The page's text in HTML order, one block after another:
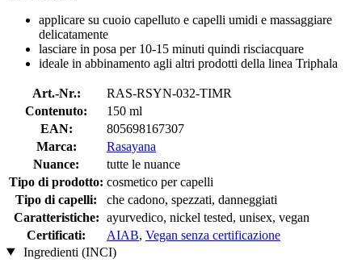
applicare su cuoio capelluto e capelli umidi e massaggiare
delicatamente
lasciare in posa per 10-15 minuti quindi risciacquare
ideale in abbinamento agli altri prodotti della linea Triphala
Art.-Nr.:
RAS-RSYN-032-TIMR
Contenuto:
150 ml
EAN:
805698167307
Marca:
Rasayana
Nuance:
tutte le nuance
Tipo di prodotto: cosmetico per capelli
Tipo di capelli:
che cadono, spezzati, danneggiati
Caratteristiche: ayurvedico, nickel tested, unisex, vegan
Certificati:
AIAB, Vegan senza certificazione
Ingredienti (INCI)